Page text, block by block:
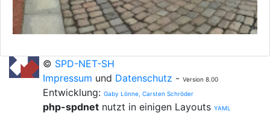
© SPD-NET-SH
Impressum und Datenschutz - Version 8.00
Entwicklung: Gaby Lönne, Carsten Schröder
php-spdnet nutzt in einigen Layouts YAML